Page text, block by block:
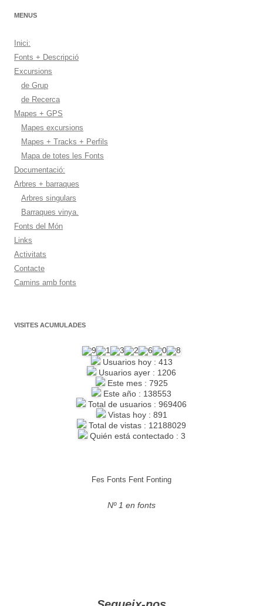
MENUS
Inici:
Fonts + Descripció
Excursions
de Grup
de Recerca
Mapes + GPS
Mapes excursions
Mapes + Tracks + Perfils
Mapa de totes les Fonts
Documentació:
Arbres + barraques
Arbres singulars
Barraques vinya.
Fonts del Món
Links
Activitats
Contacte
Camins amb fonts
VISITES ACUMULADES
Usuarios hoy : 413
Usuarios ayer : 1206
Este mes : 7925
Este año : 138553
Total de usuarios : 969406
Vistas hoy : 891
Total de vistas : 12188029
Quién está contectado : 3
Fes Fonts Fent Fonting
Nº 1 en fonts